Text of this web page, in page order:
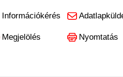
Információkérés
Megjelölés Nyomtatás